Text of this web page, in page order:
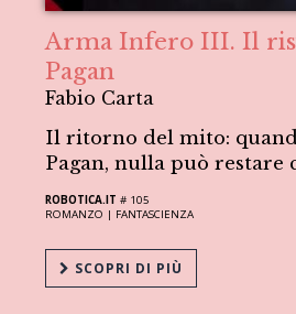
Arma Infero III. Il
Pagan
Fabio Carta
Il ritorno del mito:
Pagan, nulla può restare
ROBOTICA.IT # 105
ROMANZO | FANTASCIENZA
SCOPRI DI PIÙ